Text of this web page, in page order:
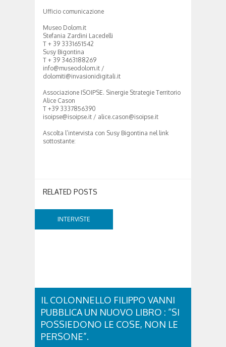
Ufficio comunicazione
Museo Dolom.it
Stefania Zardini Lacedelli
T + 39 3331651542
Susy Bigontina
T + 39 3463188269
info@museodolom.it /
dolomiti@invasionidigitali.it
Associazione ISOIPSE. Sinergie Strategie Territorio
Alice Cason
T +39 3337856390
isoipse@isoipse.it / alice.cason@isoipse.it
Ascolta l’intervista con Susy Bigontina nel link
sottostante:
RELATED POSTS
INTERVISTE
IL COLONNELLO FILIPPO VANNI
PUBBLICA UN NUOVO LIBRO : “SI
POSSIEDONO LE COSE, NON LE
PERSONE”.